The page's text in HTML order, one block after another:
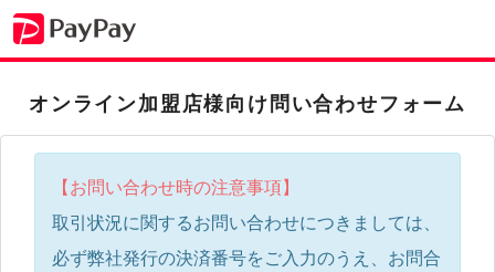
オンライン加盟店様向け問い合わせフォーム
【お問い合わせ時の注意事項】
取引状況に関するお問い合わせにつきましては、
必ず弊社発行の決済番号をご入力のうえ、お問合